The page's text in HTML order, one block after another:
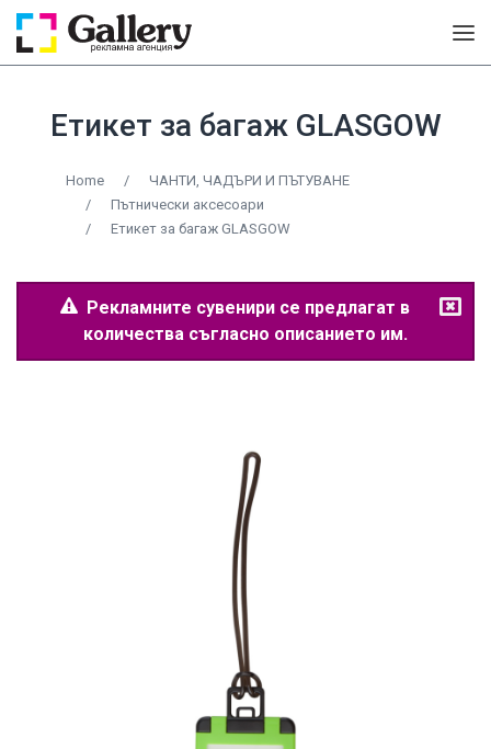
Етикет за багаж GLASGOW
Home /
ЧАНТИ, ЧАДЪРИ И ПЪТУВАНЕ
/
Пътнически аксесоари
/
Етикет за багаж GLASGOW
Рекламните сувенири се предлагат в
количества съгласно описанието им.